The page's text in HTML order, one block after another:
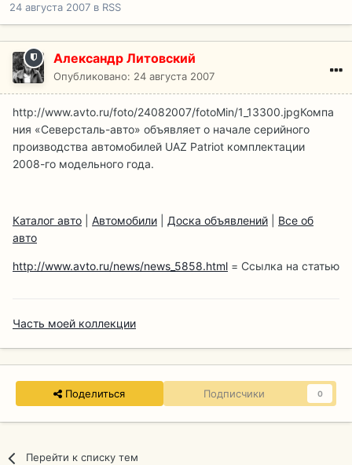
24 августа 2007 в RSS
Александр Литовский
Опубликовано: 24 августа 2007
http://www.avto.ru/foto/24082007/fotoMin/1_13300.jpgКомпа
ния «Северсталь-авто» объявляет о начале серийного
производства автомобилей UAZ Patriot комплектации
2008-го модельного года.
Каталог авто Автомобили Доска объявлений
Все об
авто
http://www.avto.ru/news/news_5858.html = Ссылка на статью
Часть моей коллекции
Поделиться Подписчики 0
Перейти к списку тем